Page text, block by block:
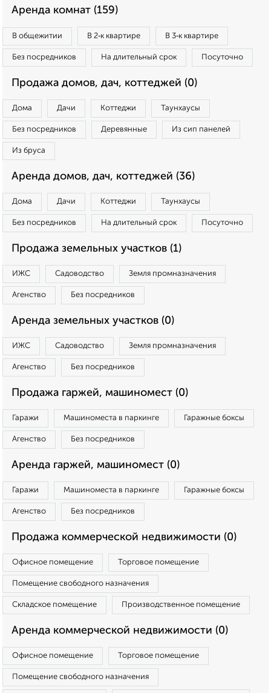
Аренда комнат (159)
В общежитии В 2‑к квартире В 3‑к квартире
Без посредников На длительный срок Посуточно
Продажа домов, дач, коттеджей (0)
Дома Дачи Коттеджи Таунхаусы
Без посредников Деревянные Из сип панелей
Из бруса
Аренда домов, дач, коттеджей (36)
Дома Дачи Коттеджи Таунхаусы
Без посредников На длительный срок Посуточно
Продажа земельных участков (1)
ИЖС Садоводство Земля промназначения
Агенство Без посредников
Аренда земельных участков (0)
ИЖС Садоводство Земля промназначения
Агенство Без посредников
Продажа гаржей, машиномест (0)
Гаражи Машиноместа в паркинге Гаражные боксы
Агенство Без посредников
Аренда гаржей, машиномест (0)
Гаражи Машиноместа в паркинге Гаражные боксы
Агенство Без посредников
Продажа коммерческой недвижимости (0)
Офисное помещение Торговое помещение
Помещение свободного назначения
Складское помещение Производственное помещение
Аренда коммерческой недвижимости (0)
Офисное помещение Торговое помещение
Помещение свободного назначения